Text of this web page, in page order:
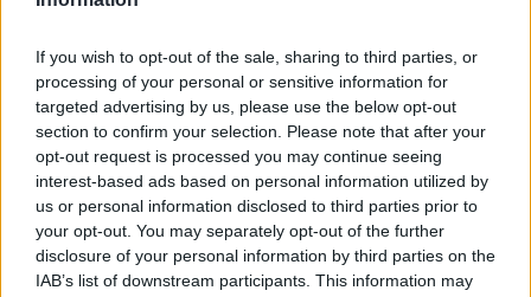
If you wish to opt-out of the sale, sharing to third parties, or
processing of your personal or sensitive information for
targeted advertising by us, please use the below opt-out
section to confirm your selection. Please note that after your
opt-out request is processed you may continue seeing
interest-based ads based on personal information utilized by
us or personal information disclosed to third parties prior to
your opt-out. You may separately opt-out of the further
disclosure of your personal information by third parties on the
IAB’s list of downstream participants. This information may
seba. V novom dome je všetko pre ich život i
návštevy vnúčat
K bytu ladili aj škáry v obklade. Majitelia zbúrali
stereotyp, bývanie vyzerá ako z filmov svojského
režiséra
Kedysi boli veľkým trendom, dnes sa im radšej
vyhnite. Týchto 7 vecí robí vašu obývačku
zastaralou